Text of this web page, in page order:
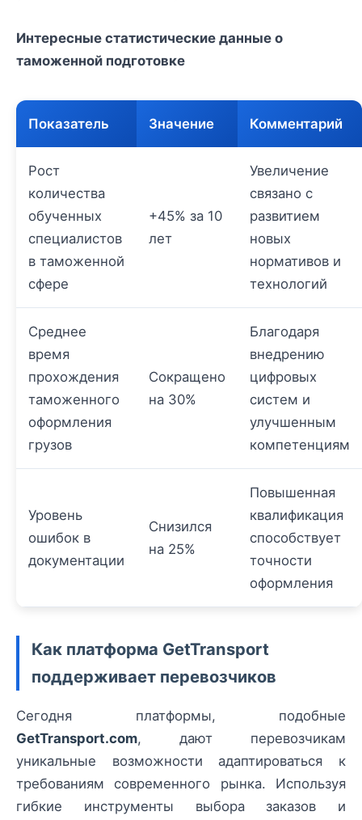
Интересные статистические данные о
таможенной подготовке
Показатель Значение Комментарий
Рост
количества
обученных
специалистов
в таможенной
сфере
+45% за 10
лет
Увеличение
связано с
развитием
новых
нормативов и
технологий
Среднее
время
прохождения
таможенного
оформления
грузов
Сокращено
на 30%
Благодаря
внедрению
цифровых
систем и
улучшенным
компетенциям
Уровень
ошибок в
документации
Снизился
на 25%
Повышенная
квалификация
способствует
точности
оформления
Как платформа GetTransport
поддерживает перевозчиков
Сегодня платформы, подобные
GetTransport.com, дают перевозчикам
уникальные возможности адаптироваться к
требованиям современного рынка. Используя
гибкие инструменты выбора заказов и